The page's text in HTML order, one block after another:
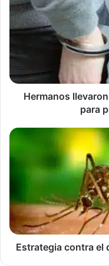
cursos
INA
agronomía
plantar
marihuana
Hermanos
para
Estrategia
el
resultados
positivos
Estrategia contra el